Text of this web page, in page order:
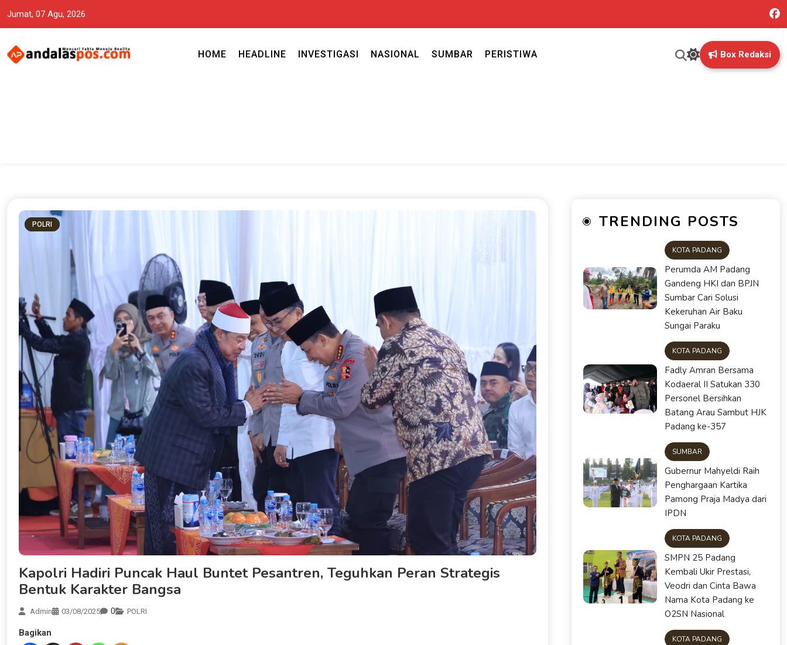
Jumat, 07 Agu, 2026
HOME HEADLINE INVESTIGASI NASIONAL SUMBAR PERISTIWA Box Redaksi
POLRI
Kapolri Hadiri Puncak Haul Buntet Pesantren, Teguhkan Peran Strategis
Bentuk Karakter Bangsa
Admin 03/08/2025 0 POLRI
Bagikan
TRENDING POSTS
KOTA PADANG
Perumda AM Padang
Gandeng HKI dan BPJN
Sumbar Cari Solusi
Kekeruhan Air Baku
Sungai Paraku
KOTA PADANG
Fadly Amran Bersama
Kodaeral II Satukan 330
Personel Bersihkan
Batang Arau Sambut HJK
Padang ke-357
SUMBAR
Gubernur Mahyeldi Raih
Penghargaan Kartika
Pamong Praja Madya dari
IPDN
KOTA PADANG
SMPN 25 Padang
Kembali Ukir Prestasi,
Veodri dan Cinta Bawa
Nama Kota Padang ke
O2SN Nasional
KOTA PADANG